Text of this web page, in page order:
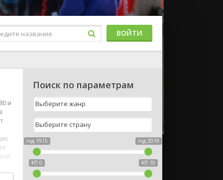
ВОЙТИ
и
Поиск по параметрам
год 1915 год 2019
КП 0 КП 10